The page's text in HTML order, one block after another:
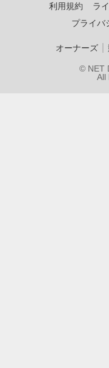
利用規約
ラ
プライバ
オーナーズ｜
© NET
All